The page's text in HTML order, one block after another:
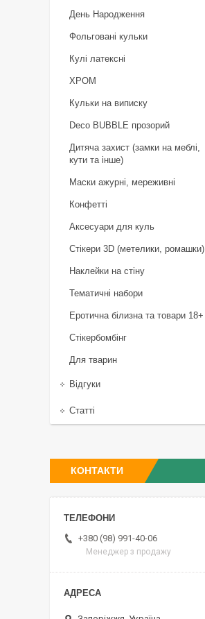
День Народження
Фольговані кульки
Кулі латексні
ХРОМ
Кульки на виписку
Deco BUBBLE прозорий
Дитяча захист (замки на меблі,
кути та інше)
Маски ажурні, мереживні
Конфетті
Аксесуари для куль
Стікери 3D (метелики, ромашки)
Наклейки на стіну
Тематичні набори
Еротична білизна та товари 18+
Стікербомбінг
Для тварин
Відгуки
Статті
КОНТАКТИ
+380 (98) 991-40-06
Менеджер з продажу